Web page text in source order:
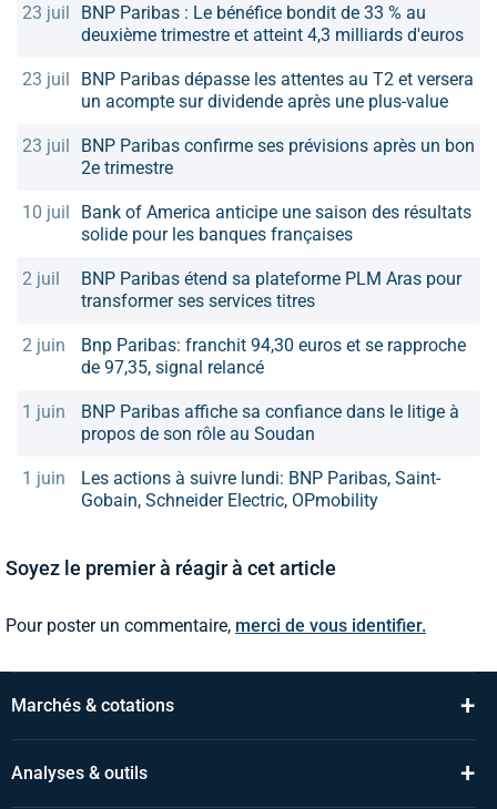
23 juil
BNP Paribas : Le bénéfice bondit de 33 % au
deuxième trimestre et atteint 4,3 milliards d'euros
23 juil
BNP Paribas dépasse les attentes au T2 et versera
un acompte sur dividende après une plus-value
23 juil
BNP Paribas confirme ses prévisions après un bon
2e trimestre
10 juil
Bank of America anticipe une saison des résultats
solide pour les banques françaises
2 juil
BNP Paribas étend sa plateforme PLM Aras pour
transformer ses services titres
2 juin
Bnp Paribas: franchit 94,30 euros et se rapproche
de 97,35, signal relancé
1 juin
BNP Paribas affiche sa confiance dans le litige à
propos de son rôle au Soudan
1 juin
Les actions à suivre lundi: BNP Paribas, Saint-
Gobain, Schneider Electric, OPmobility
Soyez le premier à réagir à cet article
Pour poster un commentaire, merci de vous identifier.
Marchés & cotations +
Analyses & outils +